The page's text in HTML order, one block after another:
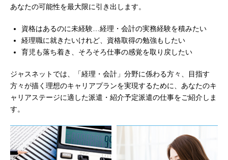
あなたの可能性を最大限に引き出します。
資格はあるのに未経験…経理・会計の実務経験を積みたい
経理職に就きたいけれど、資格取得の勉強もしたい
育児も落ち着き、そろそろ仕事の感覚を取り戻したい
ジャスネットでは、「経理・会計」分野に係わる方々、目指す
方々が描く理想のキャリアプランを実現するために、あなたのキ
ャリアステージに適した派遣・紹介予定派遣の仕事をご紹介しま
す。